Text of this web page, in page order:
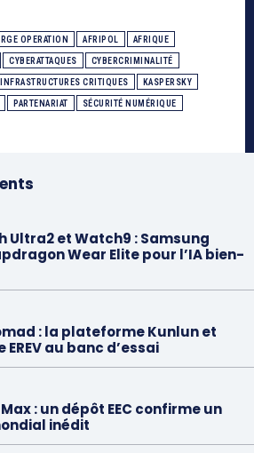
OPERATION AFRIPOL AFRIQUE
CYBERATTAQUES CYBERCRIMINALITÉ
INFRASTRUCTURES CRITIQUES KASPERSKY
PARTENARIAT SÉCURITÉ NUMÉRIQUE
Ultra2 et Watch9 : Samsung
Wear Elite pour l’IA bien-
: la plateforme Kunlun et
au banc d’essai
: un dépôt EEC confirme un
inédit